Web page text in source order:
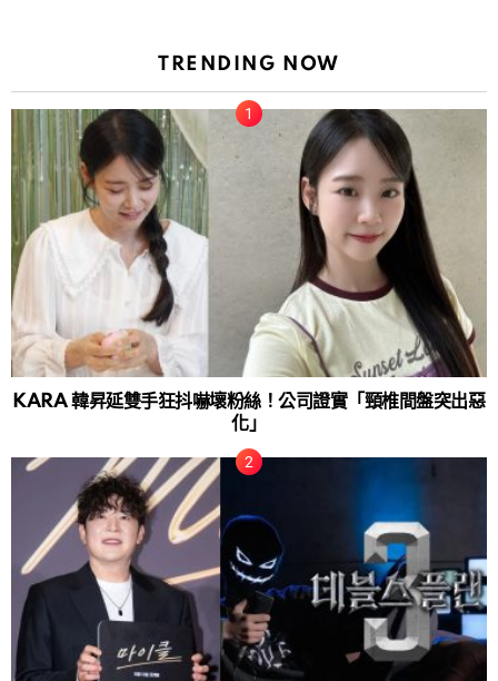
TRENDING NOW
KARA 韓昇延雙手狂抖嚇壞粉絲！公司證實「頸椎間盤突出惡
化」